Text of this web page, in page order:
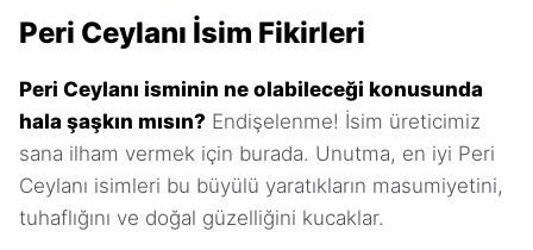
Peri Ceylanı İsim Fikirleri
Peri Ceylanı isminin ne olabileceği konusunda
hala şaşkın mısın? Endişelenme! İsim üreticimiz
sana ilham vermek için burada. Unutma, en iyi Peri
Ceylanı isimleri bu büyülü yaratıkların masumiyetini,
tuhaflığını ve doğal güzelliğini kucaklar.